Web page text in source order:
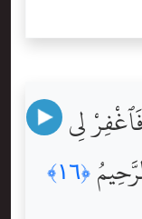
لِى
﴿١٦﴾